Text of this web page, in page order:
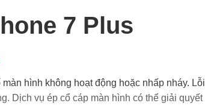
7 Plus
hình không hoạt động hoặc nhấp nháy. Lỗi
Dịch vụ ép cổ cáp màn hình có thể giải quyết